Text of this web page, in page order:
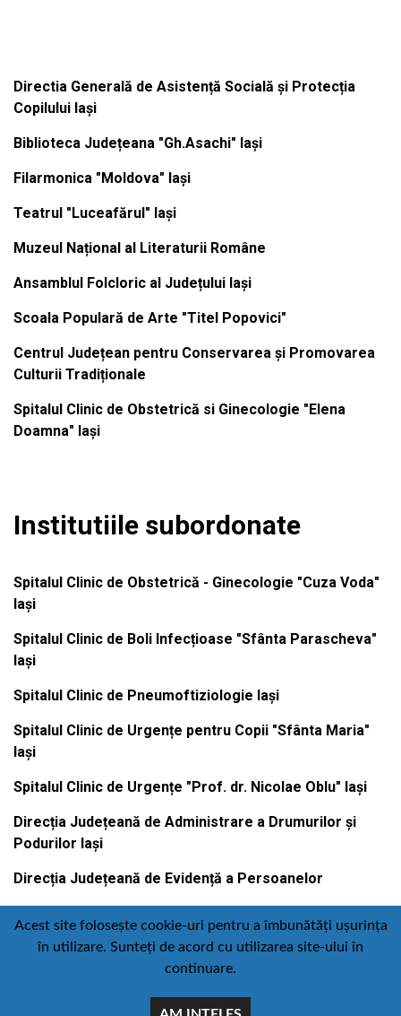
Directia Generală de Asistență Socială și Protecția
Copilului Iași
Biblioteca Județeana "Gh.Asachi" Iași
Filarmonica "Moldova" Iași
Teatrul "Luceafărul" Iași
Muzeul Național al Literaturii Române
Ansamblul Folcloric al Județului Iași
Scoala Populară de Arte "Titel Popovici"
Centrul Județean pentru Conservarea și Promovarea
Culturii Tradiționale
Spitalul Clinic de Obstetrică si Ginecologie "Elena
Doamna" Iași
Institutiile subordonate
Spitalul Clinic de Obstetrică - Ginecologie "Cuza Voda"
Iași
Spitalul Clinic de Boli Infecțioase "Sfânta Parascheva"
Iași
Spitalul Clinic de Pneumoftiziologie Iași
Spitalul Clinic de Urgențe pentru Copii "Sfânta Maria"
Iași
Spitalul Clinic de Urgențe "Prof. dr. Nicolae Oblu" Iași
Direcția Județeană de Administrare a Drumurilor și
Podurilor Iași
Direcția Județeană de Evidență a Persoanelor
Contact Politică de confidențialitate
:
Acest site folosește cookie-uri pentru a îmbunătăți ușurința
în utilizare. Sunteți de acord cu utilizarea site-ului în
continuare.